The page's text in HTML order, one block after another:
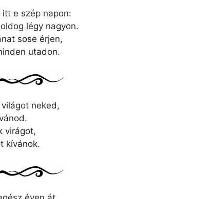
e szép napon:
légy nagyon.
sose érjen,
utadon.
neked,
virágot,
kívánok.